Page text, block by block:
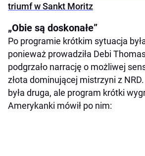
triumf w Sankt Moritz
„Obie są doskonałe”
Po programie krótkim sytuacja
ponieważ prowadziła Debi
podgrzało narrację o możliwej
złota dominującej mistrzyni z
była druga, ale program krótki
Amerykanki mówił po nim: